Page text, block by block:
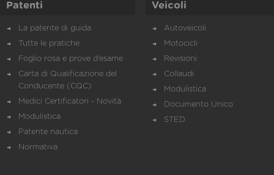
Patenti
La patente di guida
Tutte le pratiche
Foglio rosa e prove d’esame
Carta di Qualificazione del
Conducente (CQC)
Medici Certificatori - Novità
Modulistica
Patente nautica
Normativa
Veicoli
Autoveicoli
Motocicli
Revisioni
Collaudi
Modulistica
Documento Unico
STED